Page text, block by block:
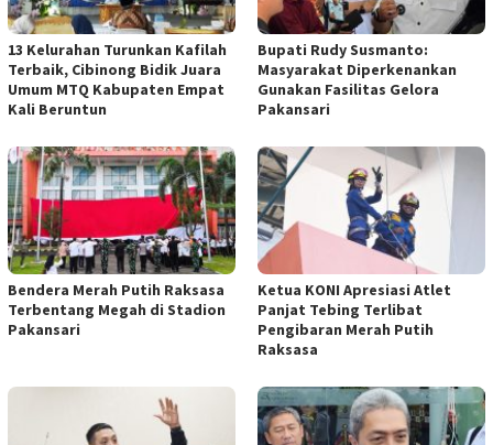
13 Kelurahan Turunkan Kafilah
Terbaik, Cibinong Bidik Juara
Umum MTQ Kabupaten Empat
Kali Beruntun
Bupati Rudy Susmanto:
Masyarakat Diperkenankan
Gunakan Fasilitas Gelora
Pakansari
Bendera Merah Putih Raksasa
Terbentang Megah di Stadion
Pakansari
Ketua KONI Apresiasi Atlet
Panjat Tebing Terlibat
Pengibaran Merah Putih
Raksasa